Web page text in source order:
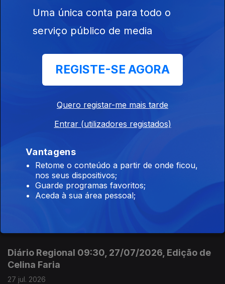
Diário Regional 08;30 29/07/2026, Edição de
Celina Faria
Celina Faria
Diário Regional 09;30 28/07/2026, Edição de
Celina Faria
28 jul. 2026
Diário Regional 09:30, 27/07/2026, Edição de
Celina Faria
27 jul. 2026
Uma única conta para todo o
serviço público de media
REGISTE-SE AGORA
Quero registar-me mais tarde
Entrar (utilizadores registados)
Vantagens
Retome o conteúdo a partir de onde ficou,
nos seus dispositivos;
Guarde programas favoritos;
Aceda à sua área pessoal;